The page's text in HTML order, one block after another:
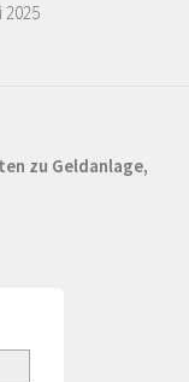
zu Geldanlage,